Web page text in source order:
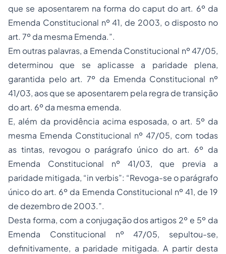
que se aposentarem na forma do caput do art. 6º da
Emenda Constitucional nº 41, de 2003, o disposto no
art. 7º da mesma Emenda.”.
Em outras palavras, a Emenda Constitucional nº 47/05,
determinou que se aplicasse a paridade plena,
garantida pelo art. 7º da Emenda Constitucional nº
41/03, aos que se aposentarem pela regra de transição
do art. 6º da mesma emenda.
E, além da providência acima esposada, o art. 5º da
mesma Emenda Constitucional nº 47/05, com todas
as tintas, revogou o parágrafo único do art. 6º da
Emenda Constitucional nº 41/03, que previa a
paridade mitigada, “in verbis”: “Revoga-se o parágrafo
único do art. 6º da Emenda Constitucional nº 41, de 19
de dezembro de 2003.”.
Desta forma, com a conjugação dos artigos 2º e 5º da
Emenda Constitucional nº 47/05, sepultou-se,
definitivamente, a paridade mitigada. A partir desta